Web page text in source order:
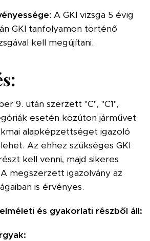
: A GKI vizsga 5 évig
GKI tanfolyamon történő
kell megújítani.
9. után szerzett "C", "C1",
esetén közúton járművet
alapképzettséget igazoló
Az ehhez szükséges GKI
kell venni, majd sikeres
megszerzett igazolvány az
is érvényes.
és gyakorlati részből áll: